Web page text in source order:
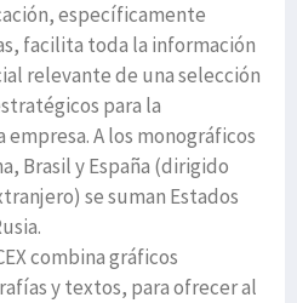
específicamente
facilita toda la información
relevante de una selección
para la
A los monográficos
Brasil y España (dirigido
se suman Estados
combina gráficos
y textos, para ofrecer al